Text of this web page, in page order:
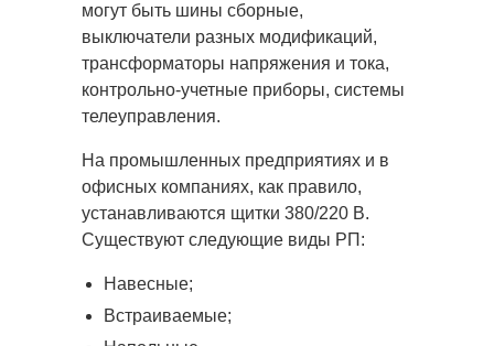
могут быть шины сборные,
выключатели разных модификаций,
трансформаторы напряжения и тока,
контрольно-учетные приборы, системы
телеуправления.
На промышленных предприятиях и в
офисных компаниях, как правило,
устанавливаются щитки 380/220 В.
Существуют следующие виды РП:
Навесные;
Встраиваемые;